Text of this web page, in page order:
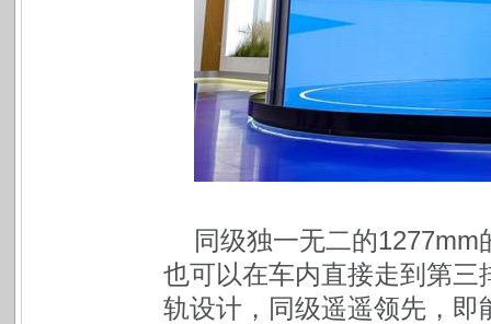
同级独一无二的
也可以在车内直接走到第三
轨设计，同级遥遥领先，